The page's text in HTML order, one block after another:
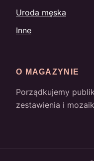
Uroda męska
Inne
O MAGAZYNIE
Porządkujemy
zestawienia i